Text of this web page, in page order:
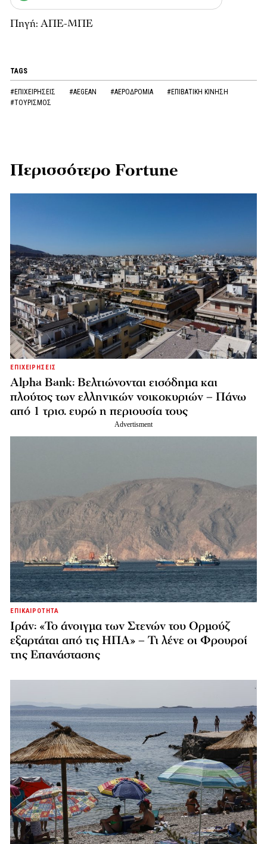
Πηγή: ΑΠΕ-ΜΠΕ
TAGS
#ΕΠΙΧΕΙΡΗΣΕΙΣ #AEGEAN #ΑΕΡΟΔΡΟΜΙΑ
#ΕΠΙΒΑΤΙΚΗ ΚΙΝΗΣΗ
#ΤΟΥΡΙΣΜΟΣ
Περισσότερο Fortune
ΕΠΙΧΕΙΡΗΣΕΙΣ
Alpha Bank: Βελτιώνονται εισόδημα και
πλούτος των ελληνικών νοικοκυριών – Πάνω
από 1 τρισ. ευρώ η περιουσία τους
ΕΠΙΚΑΙΡΟΤΗΤΑ
Ιράν: «Το άνοιγμα των Στενών του Ορμούζ
εξαρτάται από τις ΗΠΑ» – Τι λένε οι Φρουροί
της Επανάστασης